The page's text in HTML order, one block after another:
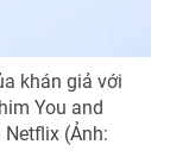
khán giả với
You and
(Ảnh: